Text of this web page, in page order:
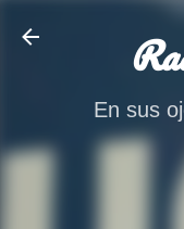
En sus